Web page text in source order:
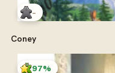
-
Coney
97%